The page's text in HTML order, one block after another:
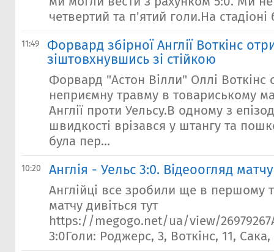
четвертий та п'ятий голи.На стадіоні
11:49
Форвард збірної Англії Воткінс
зіштовхнувшись зі стійкою
Форвард "Астон Вілли" Оллі Воткінс
неприємну травму в товариському
Англії проти Уельсу.В одному з
швидкості врізався у штангу та
була пер...
10:20 Англія - Уельс 3:0. Відеоогляд матчу
Англійці все зробили ще в першому
матчу дивіться тут
https://megogo.net/ua/view/
3:0Голи: Роджерс, 3, Воткінс, 11, Сака,